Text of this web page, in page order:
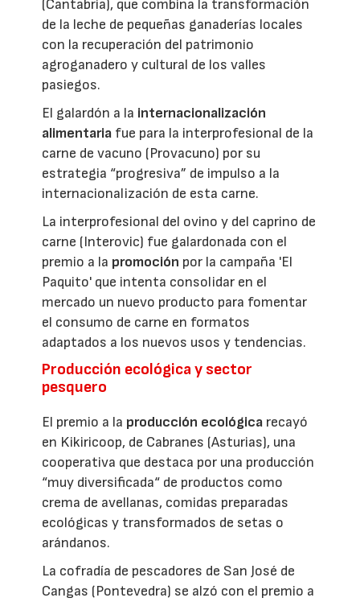
(Cantabria), que combina la transformación
de la leche de pequeñas ganaderías locales
con la recuperación del patrimonio
agroganadero y cultural de los valles
pasiegos.
El galardón a la internacionalización
alimentaria fue para la interprofesional de la
carne de vacuno (Provacuno) por su
estrategia “progresiva” de impulso a la
internacionalización de esta carne.
La interprofesional del ovino y del caprino de
carne (Interovic) fue galardonada con el
premio a la promoción por la campaña 'El
Paquito' que intenta consolidar en el
mercado un nuevo producto para fomentar
el consumo de carne en formatos
adaptados a los nuevos usos y tendencias.
Producción ecológica y sector
pesquero
El premio a la producción ecológica recayó
en Kikiricoop, de Cabranes (Asturias), una
cooperativa que destaca por una producción
“muy diversificada“ de productos como
crema de avellanas, comidas preparadas
ecológicas y transformados de setas o
arándanos.
La cofradía de pescadores de San José de
Cangas (Pontevedra) se alzó con el premio a